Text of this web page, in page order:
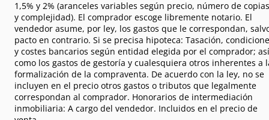
1,5% y 2% (aranceles variables según precio, número de
y complejidad). El comprador escoge libremente notario. El
vendedor asume, por ley, los gastos que le correspondan,
pacto en contrario. Si se precisa hipoteca: Tasación,
y costes bancarios según entidad elegida por el comprador;
como los gastos de gestoría y cualesquiera otros inherentes a
formalización de la compraventa. De acuerdo con la ley, no se
incluyen en el precio otros gastos o tributos que legalmente
correspondan al comprador. Honorarios de intermediación
inmobiliaria: A cargo del vendedor. Incluidos en el precio de